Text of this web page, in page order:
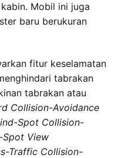
Mobil ini juga
baru berukuran
fitur keselamatan
tabrakan
tabrakan atau
Collision-Avoidance
Spot Collision-
Spot View
Traffic Collision-